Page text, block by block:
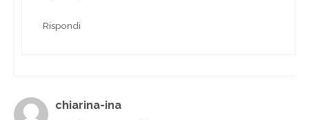
Rispondi
chiarina-ina